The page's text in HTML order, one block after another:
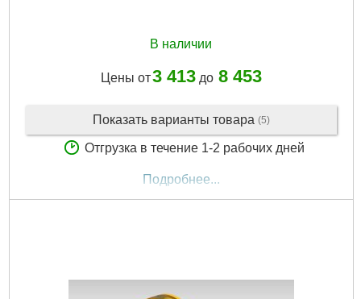
В наличии
Цены от3 413до 8 453
Показать варианты товара (5)
Отгрузка в течение 1-2 рабочих дней
Подробнее...